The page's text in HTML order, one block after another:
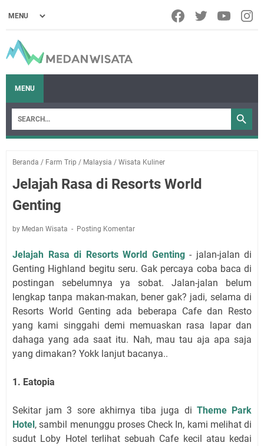
MENU
Beranda / Farm Trip / Malaysia / Wisata Kuliner
Jelajah Rasa di Resorts World
Genting
by Medan Wisata Posting Komentar
Jelajah Rasa di Resorts World Genting - jalan-jalan di
Genting Highland begitu seru. Gak percaya coba baca di
postingan sebelumnya ya sobat. Jalan-jalan belum
lengkap tanpa makan-makan, bener gak? jadi, selama di
Resorts World Genting ada beberapa Cafe dan Resto
yang kami singgahi demi memuaskan rasa lapar dan
dahaga yang ada saat itu. Nah, mau tau aja apa saja
yang dimakan? Yokk lanjut bacanya..
1. Eatopia
Sekitar jam 3 sore akhirnya tiba juga di Theme Park
Hotel, sambil menunggu proses Check In, kami melihat di
sudut Loby Hotel terlihat sebuah Cafe kecil atau kedai